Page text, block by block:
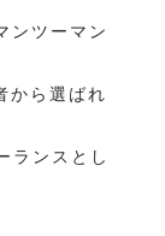
ンツーマン
から選ばれ
ランスとし